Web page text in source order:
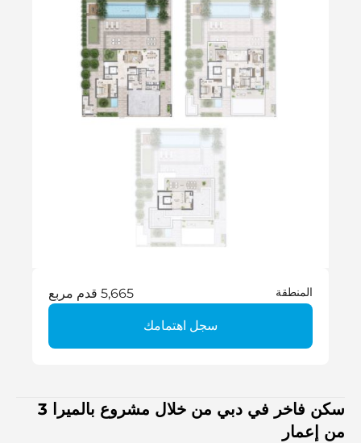
المنطقة 5,665 قدم مربع
سجل اهتمامك
سكن فاخر في دبي من خلال مشروع بالميرا 3
من إعمار